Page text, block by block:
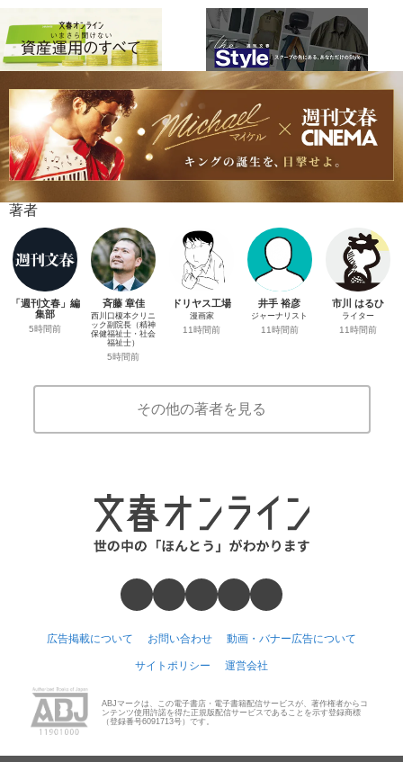
著者
「週刊文春」編
集部
5時間前
斉藤 章佳
西川口榎本クリニ
ック副院長（精神
保健福祉士・社会
福祉士）
5時間前
ドリヤス工場
漫画家
11時間前
井手 裕彦
ジャーナリスト
11時間前
市川 はるひ
ライター
11時間前
その他の著者を見る
広告掲載について お問い合わせ 動画・バナー広告について
サイトポリシー 運営会社
ABJマークは、この電子書店・電子書籍配信サービスが、著作権者からコ
ンテンツ使用許諾を得た正規版配信サービスであることを示す登録商標
（登録番号6091713号）です。